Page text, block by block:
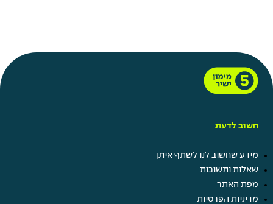
חשוב לדעת
מידע שחשוב לנו לשתף איתך
שאלות ותשובות
מפת האתר
מדיניות הפרטיות